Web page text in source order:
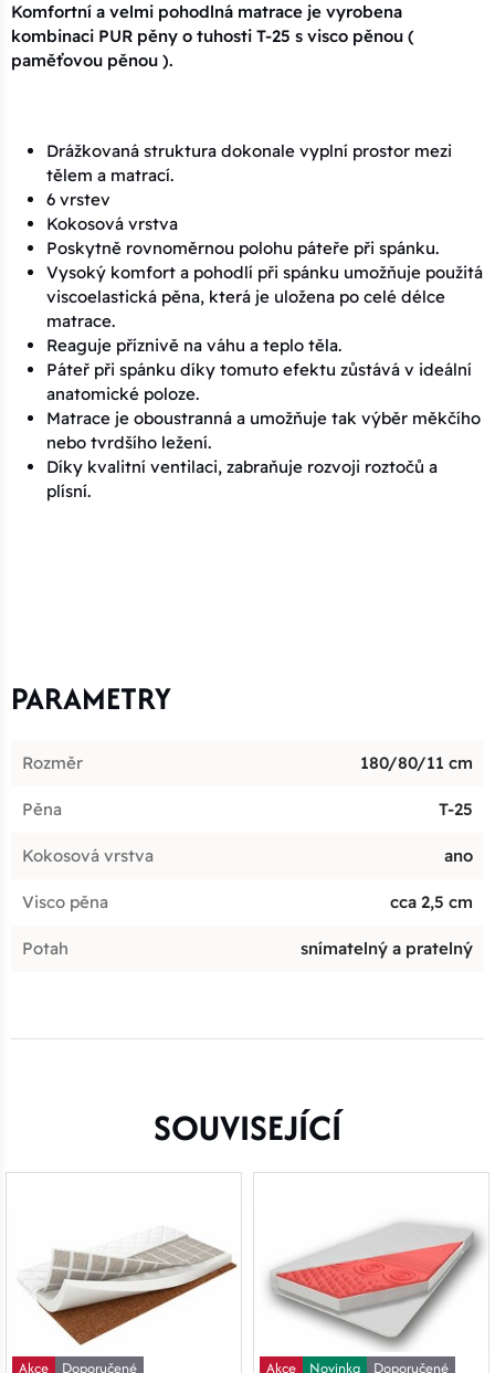
Komfortní a velmi pohodlná matrace je vyrobena
kombinaci PUR pěny o tuhosti T-25 s visco pěnou (
paměťovou pěnou ).
Drážkovaná struktura dokonale vyplní prostor mezi
tělem a matrací.
6 vrstev
Kokosová vrstva
Poskytně rovnoměrnou polohu páteře při spánku.
Vysoký komfort a pohodlí při spánku umožňuje použitá
viscoelastická pěna, která je uložena po celé délce
matrace.
Reaguje příznivě na váhu a teplo těla.
Páteř při spánku díky tomuto efektu zůstává v ideální
anatomické poloze.
Matrace je oboustranná a umožňuje tak výběr měkčího
nebo tvrdšího ležení.
Díky kvalitní ventilaci, zabraňuje rozvoji roztočů a
plísní.
PARAMETRY
Rozměr 180/80/11 cm
Pěna T-25
Kokosová vrstva ano
Visco pěna cca 2,5 cm
Potah snímatelný a pratelný
SOUVISEJÍCÍ
Akce Doporučené Akce Novinka Doporučené